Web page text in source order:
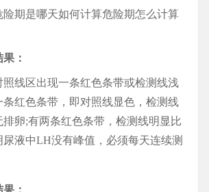
是哪天如何计算危险期怎么计算
：
区出现一条红色条带或检测线浅
红色条带，即对照线显色，检测线
卵;有两条红色条带，检测线明显比
尿液中LH没有峰值，必须每天连续测